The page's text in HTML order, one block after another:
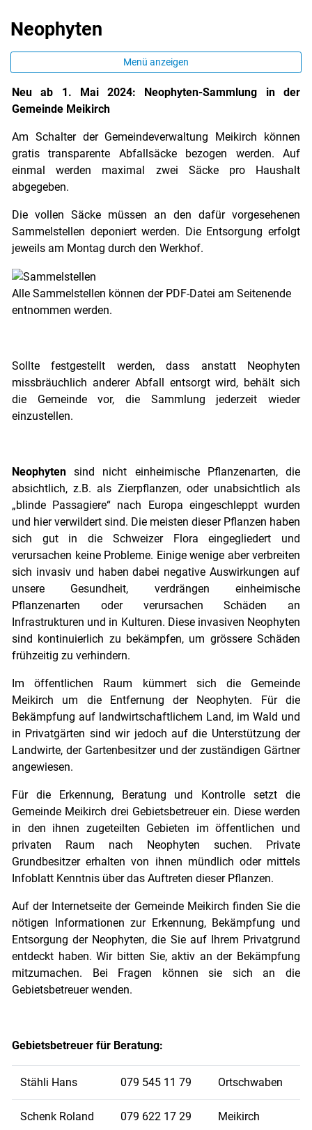
Neophyten
Menü anzeigen
Neu ab 1. Mai 2024: Neophyten-Sammlung in der
Gemeinde Meikirch
Am Schalter der Gemeindeverwaltung Meikirch können
gratis transparente Abfallsäcke bezogen werden. Auf
einmal werden maximal zwei Säcke pro Haushalt
abgegeben.
Die vollen Säcke müssen an den dafür vorgesehenen
Sammelstellen deponiert werden. Die Entsorgung erfolgt
jeweils am Montag durch den Werkhof.
Alle Sammelstellen können der PDF-Datei am Seitenende
entnommen werden.
Sollte festgestellt werden, dass anstatt Neophyten
missbräuchlich anderer Abfall entsorgt wird, behält sich
die Gemeinde vor, die Sammlung jederzeit wieder
einzustellen.
Neophyten sind nicht einheimische Pflanzenarten, die
absichtlich, z.B. als Zierpflanzen, oder unabsichtlich als
„blinde Passagiere“ nach Europa eingeschleppt wurden
und hier verwildert sind. Die meisten dieser Pflanzen haben
sich gut in die Schweizer Flora eingegliedert und
verursachen keine Probleme. Einige wenige aber verbreiten
sich invasiv und haben dabei negative Auswirkungen auf
unsere Gesundheit, verdrängen einheimische
Pflanzenarten oder verursachen Schäden an
Infrastrukturen und in Kulturen. Diese invasiven Neophyten
sind kontinuierlich zu bekämpfen, um grössere Schäden
frühzeitig zu verhindern.
Im öffentlichen Raum kümmert sich die Gemeinde
Meikirch um die Entfernung der Neophyten. Für die
Bekämpfung auf landwirtschaftlichem Land, im Wald und
in Privatgärten sind wir jedoch auf die Unterstützung der
Landwirte, der Gartenbesitzer und der zuständigen Gärtner
angewiesen.
Für die Erkennung, Beratung und Kontrolle setzt die
Gemeinde Meikirch drei Gebietsbetreuer ein. Diese werden
in den ihnen zugeteilten Gebieten im öffentlichen und
privaten Raum nach Neophyten suchen. Private
Grundbesitzer erhalten von ihnen mündlich oder mittels
Infoblatt Kenntnis über das Auftreten dieser Pflanzen.
Auf der Internetseite der Gemeinde Meikirch finden Sie die
nötigen Informationen zur Erkennung, Bekämpfung und
Entsorgung der Neophyten, die Sie auf Ihrem Privatgrund
entdeckt haben. Wir bitten Sie, aktiv an der Bekämpfung
mitzumachen. Bei Fragen können sie sich an die
Gebietsbetreuer wenden.
Gebietsbetreuer für Beratung:
Stähli Hans 079 545 11 79 Ortschwaben
Schenk Roland 079 622 17 29 Meikirch